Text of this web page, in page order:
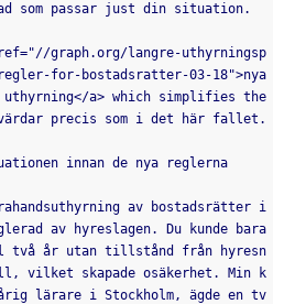
som passar just din situation.
graph.org/langre-uthyrningsp
for-bostadsratter-03-18">nya
a> which simplifies the
precis som i det här fallet.
innan de nya reglerna
av bostadsrätter i
av hyreslagen. Du kunde bara
år utan tillstånd från hyresn
vilket skapade osäkerhet. Min k
lärare i Stockholm, ägde en tv